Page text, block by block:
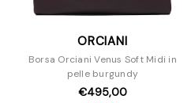
ORCIANI
Borsa Orciani Venus Soft Midi in
pelle burgundy
€495,00